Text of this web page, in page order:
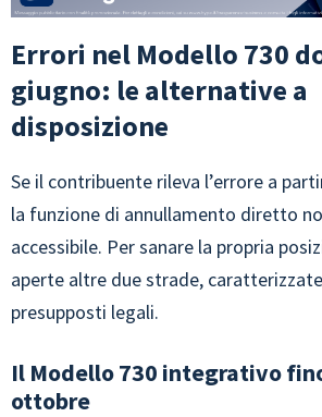
Errori nel Modello 730
giugno: le alternative a
disposizione
Se il contribuente rileva l’errore a
la funzione di annullamento diretto
accessibile. Per sanare la propria
aperte altre due strade,
presupposti legali.
Il Modello 730 integrativo
ottobre